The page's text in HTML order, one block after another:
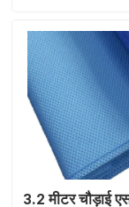
एक उद्धरण का
डिस्पोजेबल
डिस्पोजेबल
डिस्पोजेबल
3.2 मीटर चौड़ाई